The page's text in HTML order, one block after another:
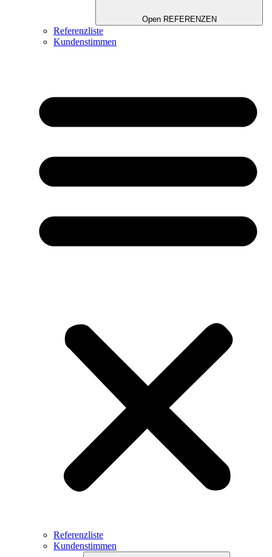
Open REFERENZEN
Referenzliste
Kundenstimmen
Referenzliste
Kundenstimmen